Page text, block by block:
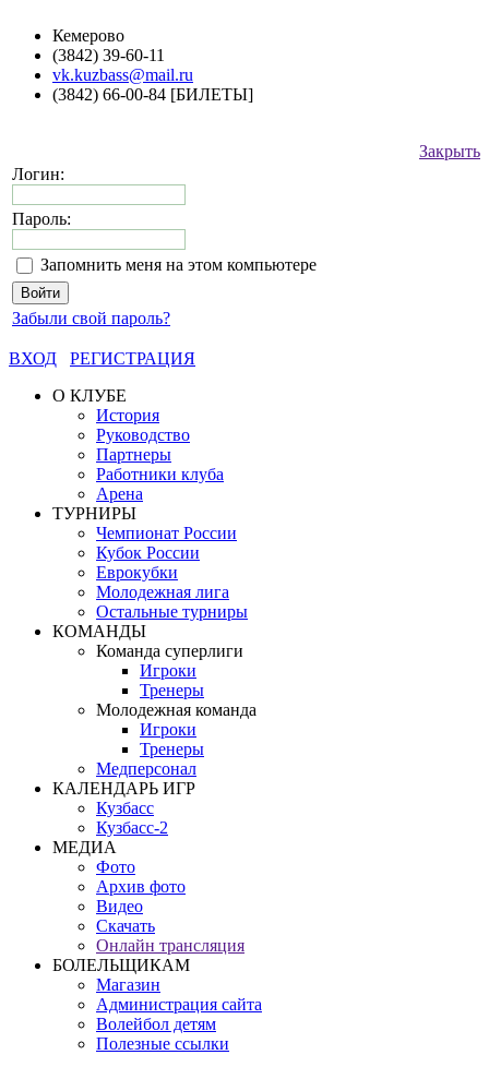
Кемерово
(3842) 39-60-11
vk.kuzbass@mail.ru
(3842) 66-00-84 [БИЛЕТЫ]
Закрыть
Логин:
Пароль:
Запомнить меня на этом компьютере
Забыли свой пароль?
ВХОД
РЕГИСТРАЦИЯ
О КЛУБЕ
История
Руководство
Партнеры
Работники клуба
Арена
ТУРНИРЫ
Чемпионат России
Кубок России
Еврокубки
Молодежная лига
Остальные турниры
КОМАНДЫ
Команда суперлиги
Игроки
Тренеры
Молодежная команда
Игроки
Тренеры
Медперсонал
КАЛЕНДАРЬ ИГР
Кузбасс
Кузбасс-2
МЕДИА
Фото
Архив фото
Видео
Скачать
Онлайн трансляция
БОЛЕЛЬЩИКАМ
Магазин
Администрация сайта
Волейбол детям
Полезные ссылки